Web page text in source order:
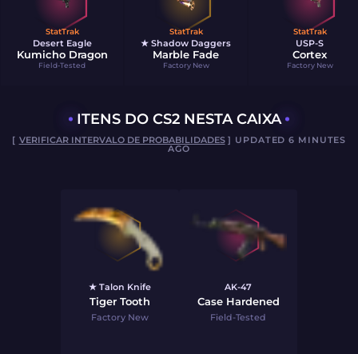
StatTrak
Desert Eagle
Kumicho Dragon
Field-Tested
StatTrak
★ Shadow Daggers
Marble Fade
Factory New
StatTrak
USP-S
Cortex
Factory New
ITENS DO CS2 NESTA CAIXA
[ VERIFICAR INTERVALO DE PROBABILIDADES] UPDATED 6 MINUTES
AGO
★ Talon Knife
Tiger Tooth
Factory New
AK-47
Case Hardened
Field-Tested